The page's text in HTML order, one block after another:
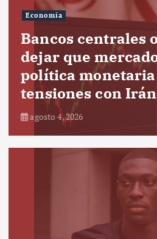
Economía
Bancos centrales
dejar que
política
tensiones con Irán
agosto 4, 2026